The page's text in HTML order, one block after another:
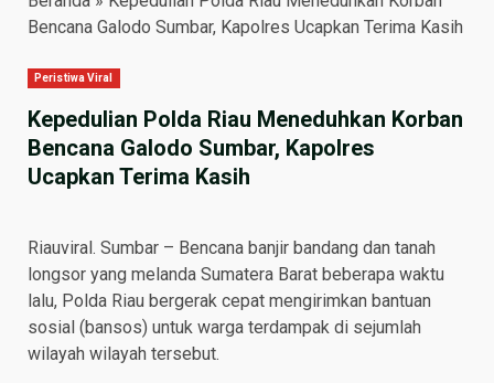
Bencana Galodo Sumbar, Kapolres Ucapkan Terima Kasih
Peristiwa Viral
Kepedulian Polda Riau Meneduhkan Korban
Bencana Galodo Sumbar, Kapolres
Ucapkan Terima Kasih
Riauviral. Sumbar – Bencana banjir bandang dan tanah
longsor yang melanda Sumatera Barat beberapa waktu
lalu, Polda Riau bergerak cepat mengirimkan bantuan
sosial (bansos) untuk warga terdampak di sejumlah
wilayah wilayah tersebut.